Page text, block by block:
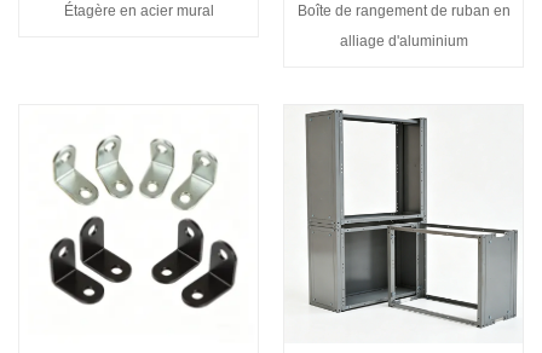
Étagère en acier mural
Boîte de rangement de ruban en
alliage d'aluminium